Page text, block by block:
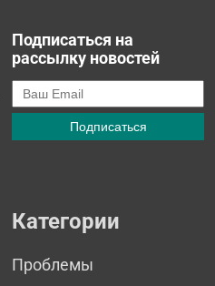
Подписаться на
рассылку новостей
Категории
Проблемы